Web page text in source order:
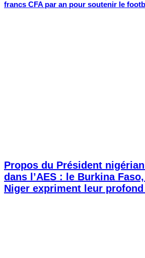
francs CFA par an pour soutenir le
Propos du Président
dans l’AES : le Burkina
Niger expriment leur